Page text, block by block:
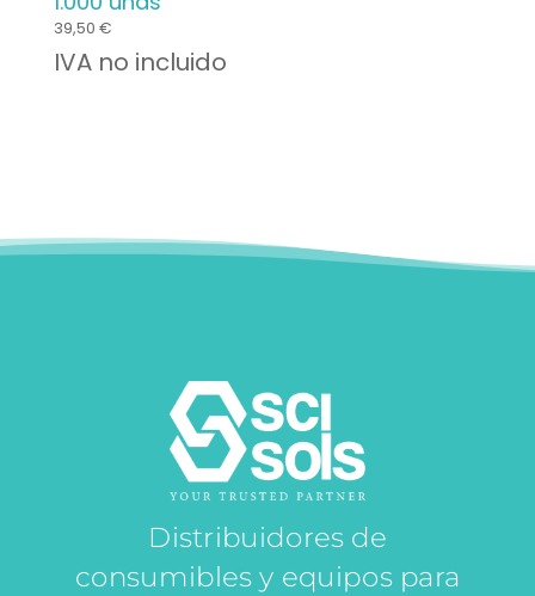
39,50 €
IVA no incluido
Distribuidores de
consumibles y equipos para